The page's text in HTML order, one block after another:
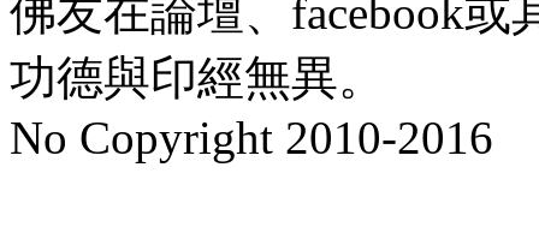
佛友在論壇、facebook
功德與印經無異。
No Copyright 2010-2016